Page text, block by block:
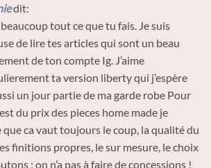
dit:
beaucoup tout ce que tu fais. Je suis
de lire tes articles qui sont un beau
de ton compte Ig. J’aime
ta version liberty qui j’espère
un jour partie de ma garde robe Pour
du prix des pieces home made je
ca vaut toujours le coup, la qualité du
finitions propres, le sur mesure, le choix
: on n’a pas à faire de concessions !